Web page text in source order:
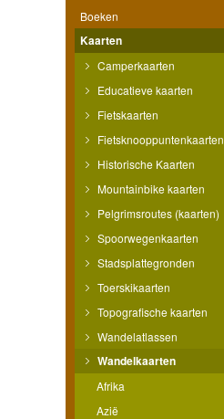
Boeken
Kaarten
Camperkaarten
Educatieve kaarten
Fietskaarten
Fietsknooppuntenkaarten
Historische Kaarten
Mountainbike kaarten
Pelgrimsroutes (kaarten)
Spoorwegenkaarten
Stadsplattegronden
Toerskikaarten
Topografische kaarten
Wandelatlassen
Wandelkaarten
Afrika
Azië